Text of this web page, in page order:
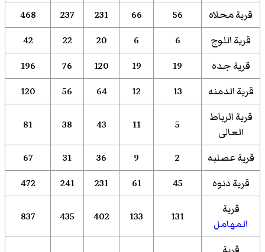
قرية محلاه 56
66
231
237
468
قرية اللوج
6
6
20
22
42
قرية جده
19
19
120
76
196
قرية الدمنه
13
12
64
56
120
قرية الرباط
العالى
5
11
43
38
81
قرية عصلبه 2
9
36
31
67
قرية دنوه
45
61
231
241
472
قرية
المهامل
131
133
402
435
837